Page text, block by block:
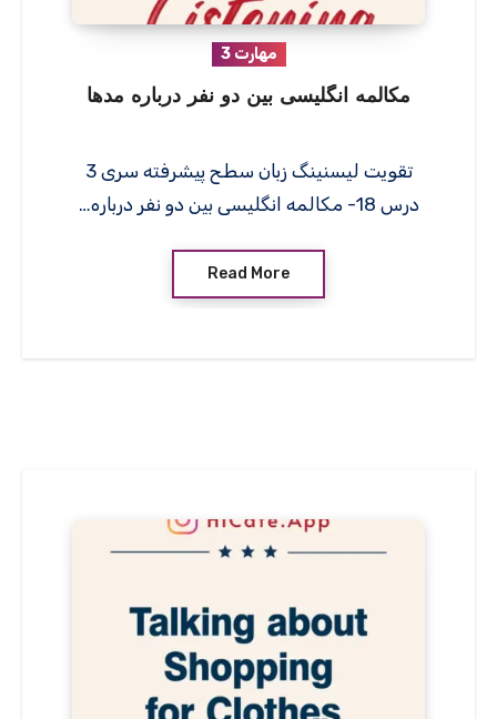
مهارت 3
مکالمه انگلیسی بین دو نفر درباره مدها
تقویت لیسنینگ زبان سطح پیشرفته سری 3
درس 18- مکالمه انگلیسی بین دو نفر درباره…
Read More